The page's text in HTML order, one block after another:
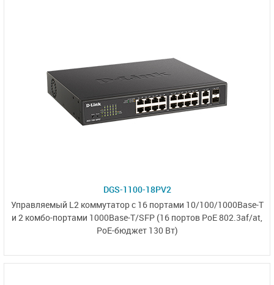
DGS-1100-18PV2
Управляемый L2 коммутатор с 16 портами 10/100/1000Base-T
и 2 комбо-портами 1000Base-T/SFP (16 портов PoE 802.3af/at,
PoE-бюджет 130 Вт)